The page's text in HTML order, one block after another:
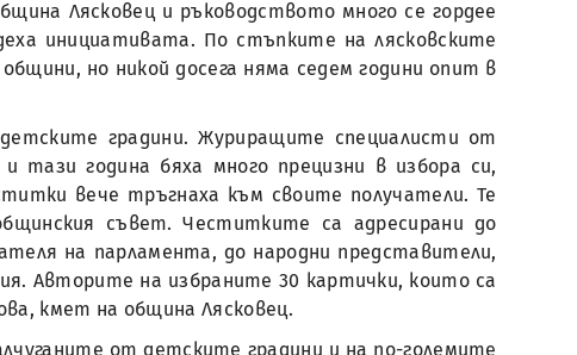
Лясковец и ръководството много се гордее
инициативата. По стъпките на лясковските
но никой досега няма седем години опит в
градини. Журиращите специалисти от
тази година бяха много прецизни в избора си,
вече тръгнаха към своите получатели. Те
съвет. Честитките са адресирани до
на парламента, до народни представители,
Авторите на избраните 30 картички, които са
кмет на община Лясковец.
от детските градини и на по-големите